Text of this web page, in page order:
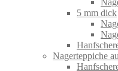
5 mm dick
Nagerteppiche